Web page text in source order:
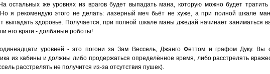
остальных же уровнях из врагов будет выпадать мана, которую можно будет
Но я рекомендую этого не делать: лазерный меч бьёт не хуже, а при полной шкале
выпадать здоровье. Получается, при полной шкале маны джедай начинает заниматься
его враги - долбаные роботы!
уровней - это погони за Зам Вессель, Джанго Феттом и графом Дуку. Вы
из кабины и должны либо продержаться определённое время, либо расстрелять
расстрелять не получится из-за отсутствия пушек).